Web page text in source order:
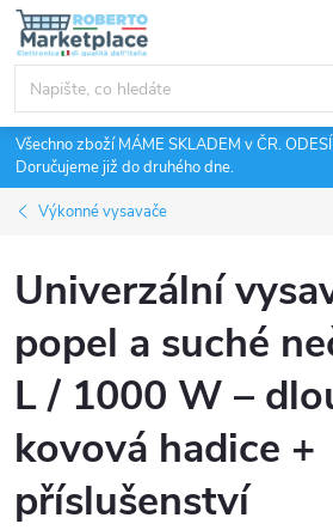
Přejít
obsah
Všechno zboží MÁME SKLADEM v ČR.
Doručujeme již do druhého dne.
Výkonné vysavače
Univerzální
popel a suché
L / 1000 W –
kovová hadice +
příslušenství